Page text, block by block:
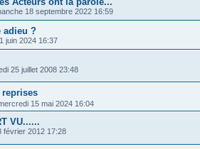
18 septembre 2022 16:59
adieu ?
juin 2024 16:37
25 juillet 2008 23:48
15 mai 2024 16:04
VU......
février 2012 17:28